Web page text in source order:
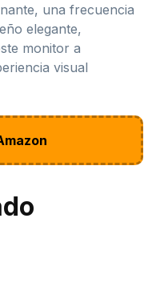
una frecuencia
elegante,
monitor a
visual